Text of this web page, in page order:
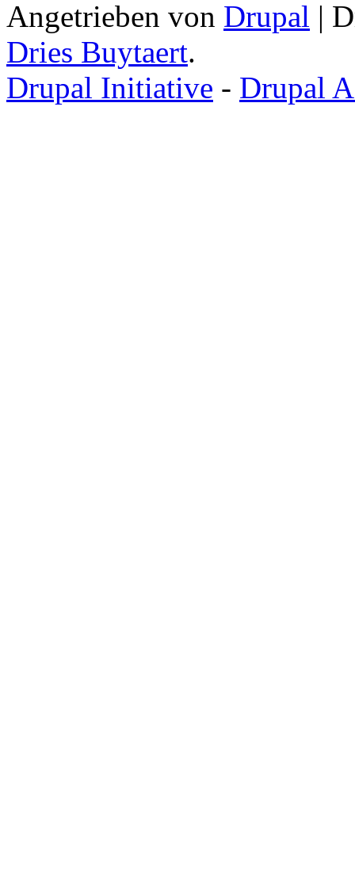
Angetrieben von Drupal |
Dries Buytaert.
Drupal Initiative - Drupal